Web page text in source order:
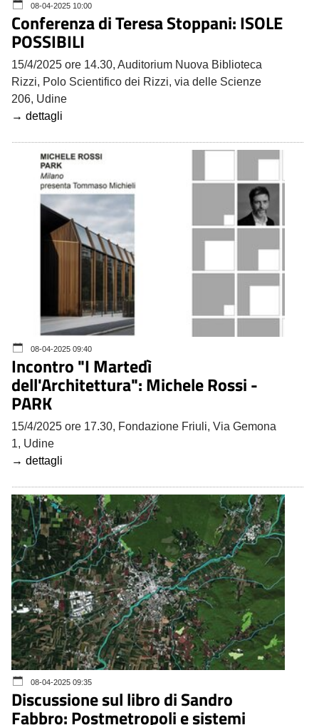
08-04-2025 10:00
Conferenza di Teresa Stoppani: ISOLE
POSSIBILI
15/4/2025 ore 14.30, Auditorium Nuova Biblioteca
Rizzi, Polo Scientifico dei Rizzi, via delle Scienze
206, Udine
→ dettagli
08-04-2025 09:40
Incontro "I Martedì
dell'Architettura": Michele Rossi -
PARK
15/4/2025 ore 17.30, Fondazione Friuli, Via Gemona
1, Udine
→ dettagli
08-04-2025 09:35
Discussione sul libro di Sandro
Fabbro: Postmetropoli e sistemi